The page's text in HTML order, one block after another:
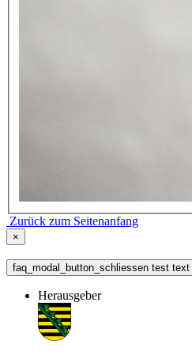
Zurück zum Seitenanfang
×
faq_modal_button_schliessen test text
Herausgeber